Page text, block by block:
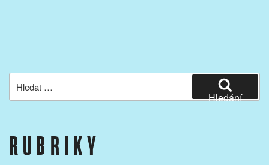
Hledání
RUBRIKY